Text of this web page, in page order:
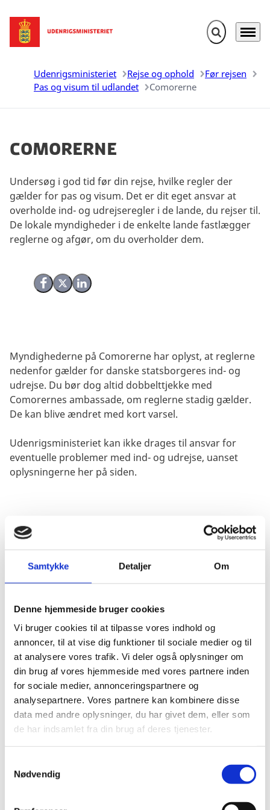
Samtykke Detaljer Om
Denne hjemmeside bruger cookies
Vi bruger cookies til at tilpasse vores indhold og
annoncer, til at vise dig funktioner til sociale medier og til
at analysere vores trafik. Vi deler også oplysninger om
din brug af vores hjemmeside med vores partnere inden
for sociale medier, annonceringspartnere og
analysepartnere. Vores partnere kan kombinere disse
data med andre oplysninger, du har givet dem, eller som
de har indsamlet fra din brug af deres tjenester.
Nødvendig
Gå til forsiden Fold søgefelt
Menu
Udenrigsministeriet Rejse og ophold
Før rejsen
Pas og visum til udlandet
Comorerne
Comorerne
Del på Facebook
Del på X (Twitter)
Del på LinkedIn
Undersøg i god tid før din rejse, hvilke regler der
gælder for pas og visum. Det er dit eget ansvar at
overholde ind- og udrejseregler i de lande, du rejser til.
De lokale myndigheder i de enkelte lande fastlægger
reglerne og afgør, om du overholder dem.
Myndighederne på Comorerne har oplyst, at reglerne
nedenfor gælder for danske statsborgeres ind- og
udrejse. Du bør dog altid dobbelttjekke med
Comorernes ambassade, om reglerne stadig gælder.
De kan blive ændret med kort varsel.
Udenrigsministeriet kan ikke drages til ansvar for
eventuelle problemer med ind- og udrejse, uanset
oplysningerne her på siden.
Visum
Comorernes ambassade.
Pas
Pas skal være gyldigt 6 måneder ud over opholdets
varighed.
Danske forlængede pas: Ingen information.
Danske nødpas (provisoriske pas) anerkendes ved
ind- og udrejse, men skal have en gyldighed på 6
måneder ud over opholdets varighed.
EU-nødpas: Ingen information.
rejsen anerkender et dansk nødpas eller et EU-
nødpas. Kontakt transitlandets ambassade.
Visse viseringer og stempler i dit pas kan medføre,